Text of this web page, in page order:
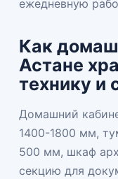
ежедневную
Как
Астане
технику и
Домашний
1400-1800 мм,
500 мм, шкаф
секцию для